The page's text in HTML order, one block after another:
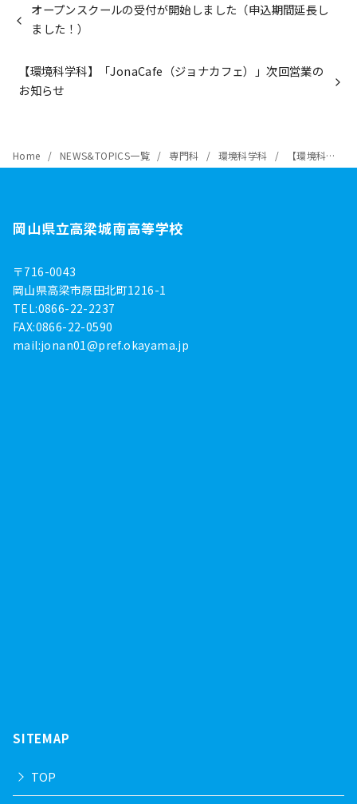
オープンスクールの受付が開始しました（申込期間延長し
ました！）
【環境科学科】「JonaCafe（ジョナカフェ）」次回営業の
お知らせ
Home NEWS&TOPICS一覧 専門科 環境科学科 【環境科学科】今週の園芸「防虫ネット」
岡山県立高梁城南高等学校
〒716-0043
岡山県高梁市原田北町1216-1
TEL:0866-22-2237
FAX:0866-22-0590
mail:jonan01@pref.okayama.jp
SITEMAP
TOP